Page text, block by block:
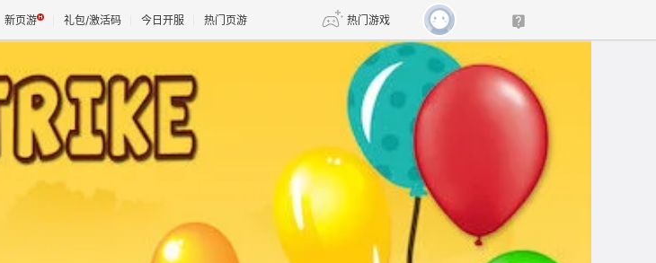
新页游 礼包/激活码 今日开服 热门页游 热门游戏
传奇4
剑网3旗舰版 新天龙八部
诛仙世界